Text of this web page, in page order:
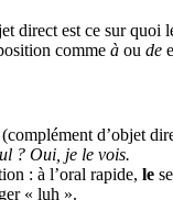
direct est ce sur quoi
comme à ou de
d’objet
? Oui, je le vois.
: à l’oral rapide, le
« luh ».